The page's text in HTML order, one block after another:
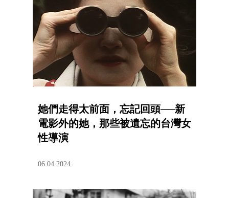
她們走得太前面，忘記回頭──新
電影外的她，那些被遺忘的台灣女
性導演
06.04.2024